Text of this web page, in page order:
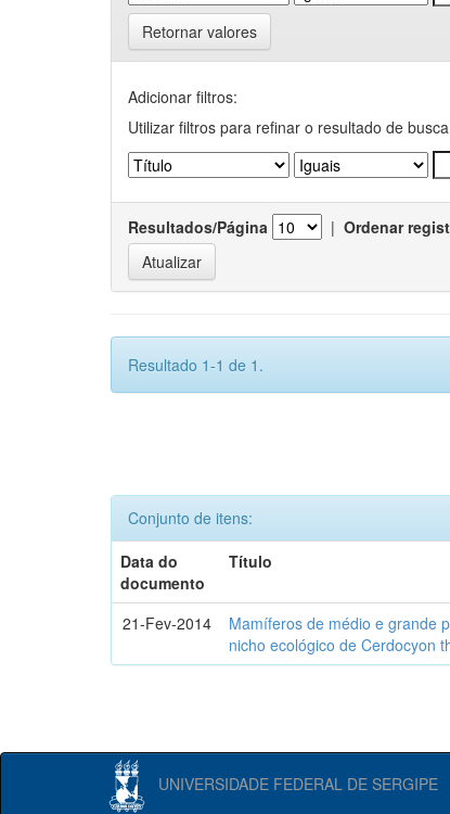
Retornar valores
Adicionar filtros:
Utilizar filtros para refinar o resultado de
Resultados/Página | Ordenar
Resultado 1-1 de 1.
Conjunto de itens:
Data do
documento
Título
21-Fev-2014
Mamíferos de médio e grande
nicho ecológico de Cerdocyon
UNIVERSIDADE FEDERAL DE SERGIPE